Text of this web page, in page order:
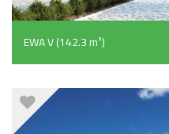
EWA V (142.3 m²)